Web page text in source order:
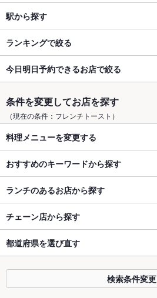
駅から探す
ランキングで絞る
今日明日予約できるお店で絞る
条件を変更してお店を探す
（現在の条件：フレンチトースト）
料理メニューを変更する
おすすめのキーワードから探す
ランチのあるお店から探す
チェーン店から探す
都道府県を選び直す
検索条件変更